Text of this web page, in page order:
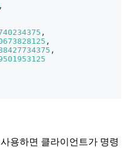
,
,
,
,
용하면 클라이언트가 명령